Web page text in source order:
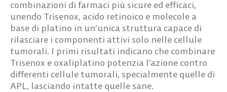
combinazioni di farmaci più sicure ed efficaci,
unendo Trisenox, acido retinoico e molecole a
base di platino in un’unica struttura capace di
rilasciare i componenti attivi solo nelle cellule
tumorali. I primi risultati indicano che combinare
Trisenox e oxaliplatino potenzia l’azione contro
differenti cellule tumorali, specialmente quelle di
APL, lasciando intatte quelle sane.